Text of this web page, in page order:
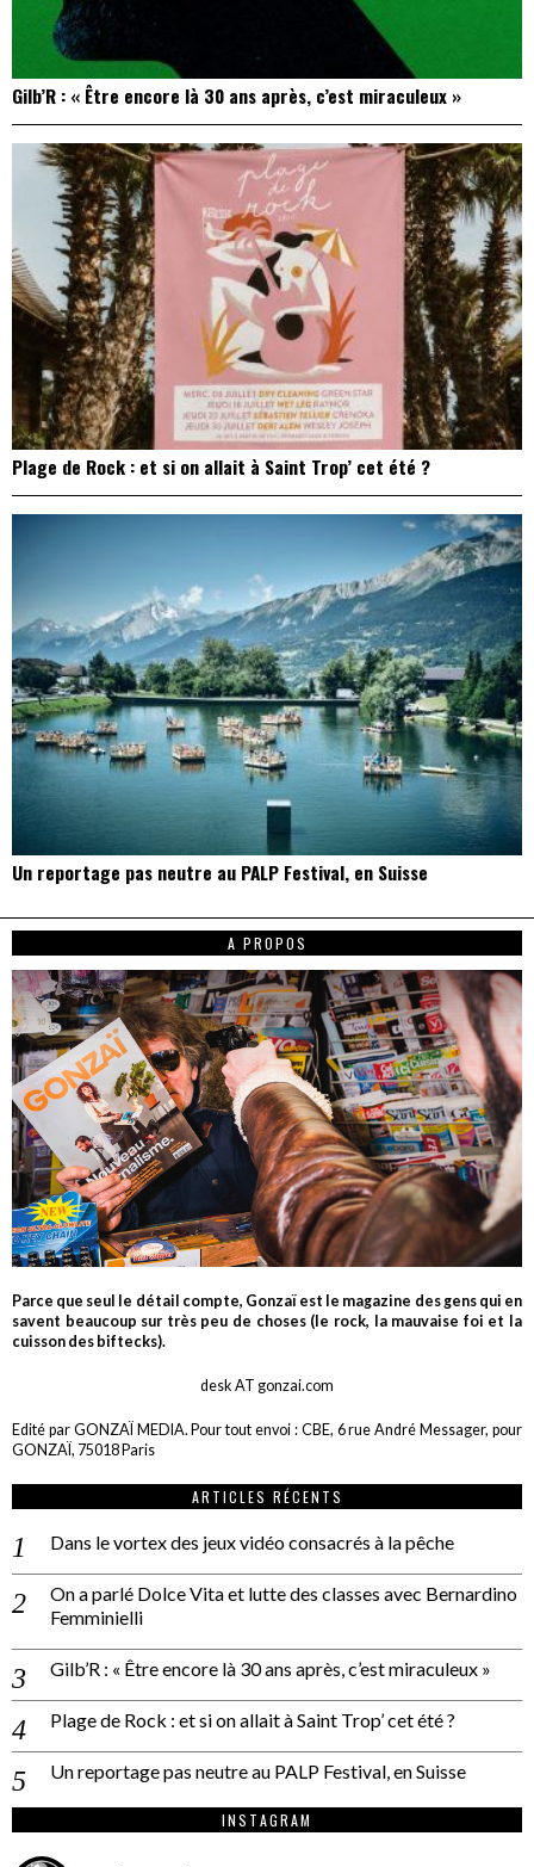
Gilb’R : « Être encore là 30 ans après, c’est miraculeux »
Plage de Rock : et si on allait à Saint Trop’ cet été ?
Un reportage pas neutre au PALP Festival, en Suisse
A PROPOS
Parce que seul le détail compte, Gonzaï est le magazine des gens qui en
savent beaucoup sur très peu de choses (le rock, la mauvaise foi et la
cuisson des biftecks).
desk AT gonzai.com
Edité par GONZAÏ MEDIA. Pour tout envoi : CBE, 6 rue André Messager, pour
GONZAÏ, 75018 Paris
ARTICLES RÉCENTS
Dans le vortex des jeux vidéo consacrés à la pêche
On a parlé Dolce Vita et lutte des classes avec Bernardino
Femminielli
Gilb’R : « Être encore là 30 ans après, c’est miraculeux »
Plage de Rock : et si on allait à Saint Trop’ cet été ?
Un reportage pas neutre au PALP Festival, en Suisse
INSTAGRAM